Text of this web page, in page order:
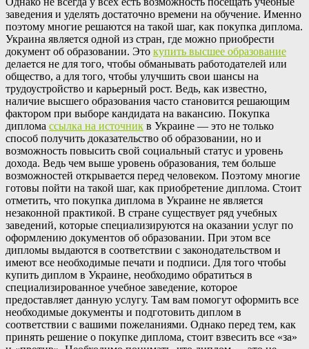
заведения и уделять достаточно времени на обучение. Именно
поэтому многие решаются на такой шаг, как покупка диплома.
Украина является одной из стран, где можно приобрести
документ об образовании. Это купить высшее образование
делается не для того, чтобы обманывать работодателей или
общество, а для того, чтобы улучшить свои шансы на
трудоустройство и карьерный рост. Ведь, как известно,
наличие высшего образования часто становится решающим
фактором при выборе кандидата на вакансию. Покупка
диплома ссылка на источник в Украине — это не только
способ получить доказательство об образовании, но и
возможность повысить свой социальный статус и уровень
дохода. Ведь чем выше уровень образования, тем больше
возможностей открывается перед человеком. Поэтому многие
готовы пойти на такой шаг, как приобретение диплома. Стоит
отметить, что покупка диплома в Украине не является
незаконной практикой. В стране существует ряд учебных
заведений, которые специализируются на оказании услуг по
оформлению документов об образовании. При этом все
дипломы выдаются в соответствии с законодательством и
имеют все необходимые печати и подписи. Для того чтобы
купить диплом в Украине, необходимо обратиться в
специализированное учебное заведение, которое
предоставляет данную услугу. Там вам помогут оформить все
необходимые документы и подготовить диплом в
соответствии с вашими пожеланиями. Однако перед тем, как
принять решение о покупке диплома, стоит взвесить все «за»